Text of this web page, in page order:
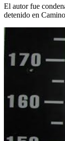
El autor fue
detenido en